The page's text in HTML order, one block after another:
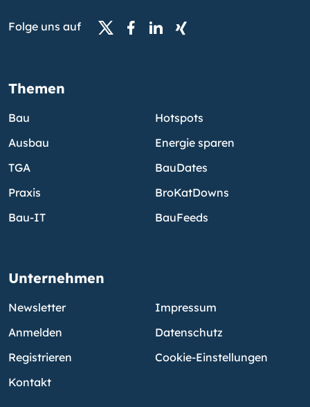
Folge uns auf
Themen
Bau
Ausbau
TGA
Praxis
Bau-IT
Hotspots
Energie sparen
BauDates
BroKatDowns
BauFeeds
Unternehmen
Newsletter
Anmelden
Registrieren
Kontakt
Impressum
Datenschutz
Cookie-Einstellungen